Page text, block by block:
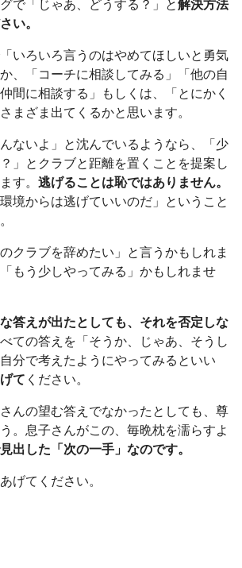
で「じゃあ、どうする？」と解決方法
い。
いろいろ言うのはやめてほしいと勇気
、「コーチに相談してみる」「他の自
間に相談する」もしくは、「とにかく
まざま出てくるかと思います。
ないよ」と沈んでいるようなら、「少
」とクラブと距離を置くことを提案し
す。 逃げることは恥ではありません。
境からは逃げていいのだ」ということ
クラブを辞めたい」と言うかもしれま
もう少しやってみる」かもしれませ
答えが出たとしても、それを否定しな
ての答えを「そうか、じゃあ、そうし
分で考えたようにやってみるといい
て ください。
んの望む答えでなかったとしても、尊
。息子さんがこの、毎晩枕を濡らすよ
出した「次の一手」なのです。
げてください。